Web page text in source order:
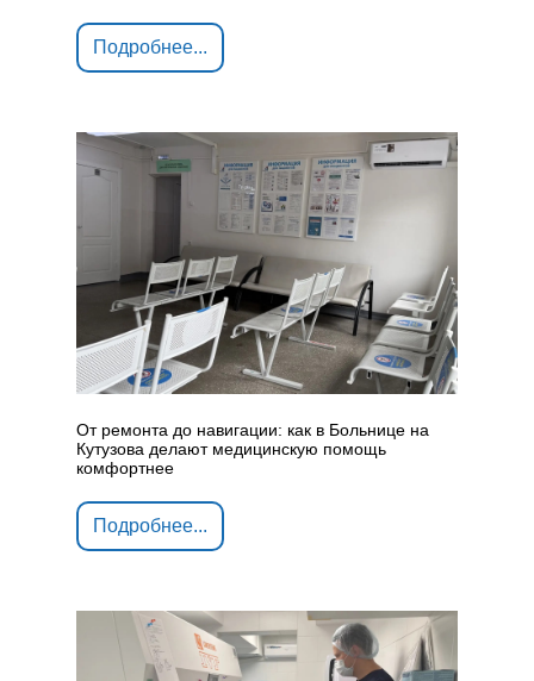
Подробнее...
От ремонта до навигации: как в Больнице на
Кутузова делают медицинскую помощь
комфортнее
Подробнее...